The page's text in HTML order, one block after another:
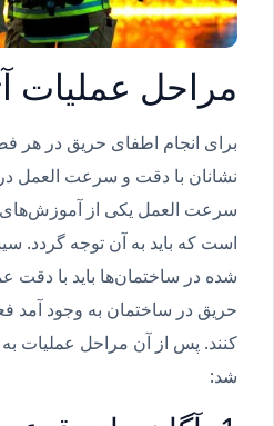
مراحل عملیات
برای انجام اطفای حریق در هر
نشانان با دقت و سرعت العمل
سرعت العمل یکی از آموزش‌های
است که باید به آن توجه گردد.
شده در ساختمان‌ها باید با دقت
حریق در ساختمان به وجود آمد
کنند. پس از آن مراحل عملیات به
شد: